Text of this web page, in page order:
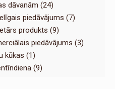
dāvanām (24)
piedāvājums (7)
produkts (9)
piedāvājums (3)
kūkas (1)
(9)